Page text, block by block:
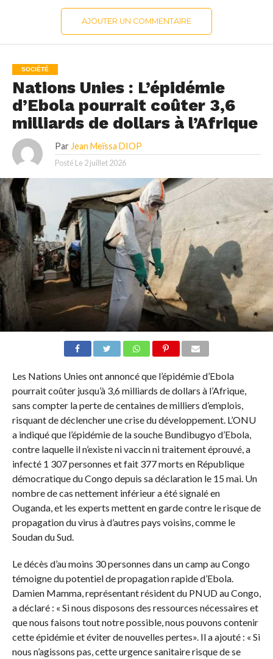
AJOUTER UN COMMENTAIRE
SOCIÉTÉ
Nations Unies : L’épidémie
d’Ebola pourrait coûter 3,6
milliards de dollars à l’Afrique
Par Jean Meïssa DIOP
Posté Le 2 juillet 2026
Les Nations Unies ont annoncé que l’épidémie d’Ebola
pourrait coûter jusqu’à 3,6 milliards de dollars à l’Afrique,
sans compter la perte de centaines de milliers d’emplois,
risquant de déclencher une crise du développement. L’ONU
a indiqué que l’épidémie de la souche Bundibugyo d’Ebola,
contre laquelle il n’existe ni vaccin ni traitement éprouvé, a
infecté 1 307 personnes et fait 377 morts en République
démocratique du Congo depuis sa déclaration le 15 mai. Un
nombre de cas nettement inférieur a été signalé en
Ouganda, et les experts mettent en garde contre le risque de
propagation du virus à d’autres pays voisins, comme le
Soudan du Sud.
Le décès d’au moins 30 personnes dans un camp au Congo
témoigne du potentiel de propagation rapide d’Ebola.
Damien Mamma, représentant résident du PNUD au Congo,
a déclaré : « Si nous disposons des ressources nécessaires et
que nous faisons tout notre possible, nous pouvons contenir
cette épidémie et éviter de nouvelles pertes». Il a ajouté : « Si
nous n’agissons pas, cette urgence sanitaire risque de se